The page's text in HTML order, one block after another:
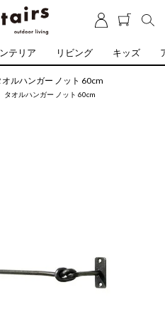
テリア リビング キッズ
オルハンガー ノット 60cm
タオルハンガー ノット 60cm